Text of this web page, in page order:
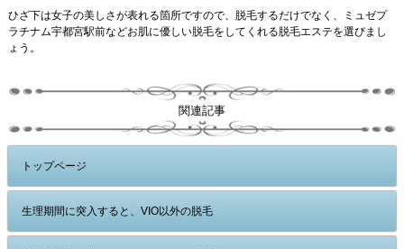
ひざ下は女子の美しさが表れる箇所ですので、脱毛するだけでなく、ミュゼプ
ラチナム宇都宮駅前などお肌に優しい脱毛をしてくれる脱毛エステを選びまし
ょう。
関連記事
トップページ
生理期間に突入すると、VIO以外の脱毛